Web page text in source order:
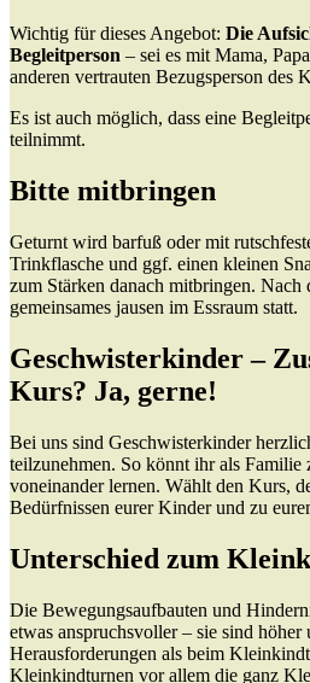
Wichtig für dieses Angebot: Die
Begleitperson – sei es mit Mama,
anderen vertrauten Bezugsperson des
Es ist auch möglich, dass eine
teilnimmt.
Bitte mitbringen
Geturnt wird barfuß oder mit
Trinkflasche und ggf. einen kleinen
zum Stärken danach mitbringen.
gemeinsames jausen im Essraum statt.
Geschwisterkinder –
Kurs? Ja, gerne!
Bei uns sind Geschwisterkinder
teilzunehmen. So könnt ihr als Familie
voneinander lernen. Wählt den Kurs,
Bedürfnissen eurer Kinder und zu
Unterschied zum
Die Bewegungsaufbauten und
etwas anspruchsvoller – sie sind höher
Herausforderungen als beim
Kleinkindturnen vor allem die ganz